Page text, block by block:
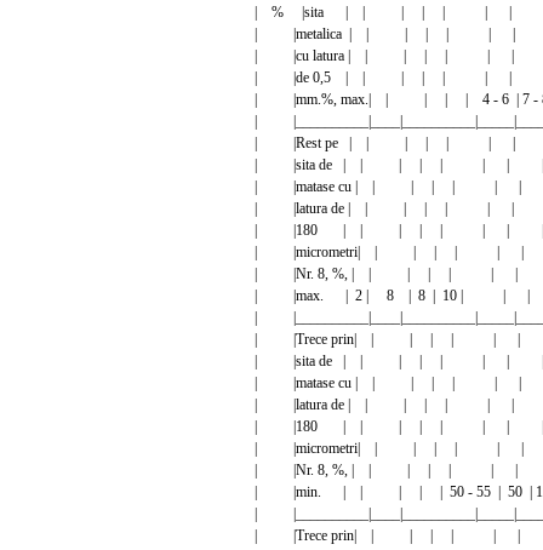
| % |sita | | | | | | |
| |metalica | | | | | | |
| |cu latura | | | | | | |
| |de 0,5 | | | | | | |
| |mm.%, max.| | | | | 4 - 6 | 7 -
|
| |Rest pe | | | | | | |
| |sita de | | | | | | | |
| |matase cu | | | | | | |
| |latura de | | | | | | |
| |180 | | | | | | | |
| |micrometri| | | | | |
| |Nr. 8, %, | | | | | | |
| |max. | 2 | 8 | 8 | 10 | |
|
| |Trece prin| | | | | | |
| |sita de | | | | | | | |
| |matase cu | | | | | | |
| |latura de | | | | | | |
| |180 | | | | | | | |
| |micrometri| | | | | |
| |Nr. 8, %, | | | | | | |
| |min. | | | | | 50 - 55 | 50 | 15
|
| |Trece prin| | | | | | |